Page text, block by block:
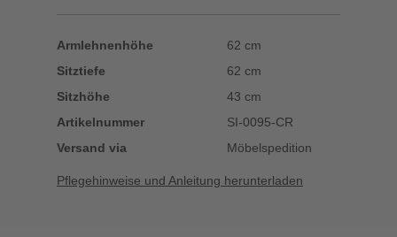
Artikelnummer
SI-0095-CR
Versand via
Möbelspedition
Sitztiefe
62 cm
Sitzhöhe
43 cm
Armlehnenhöhe 62 cm
Pflegehinweise und Anleitung herunterladen